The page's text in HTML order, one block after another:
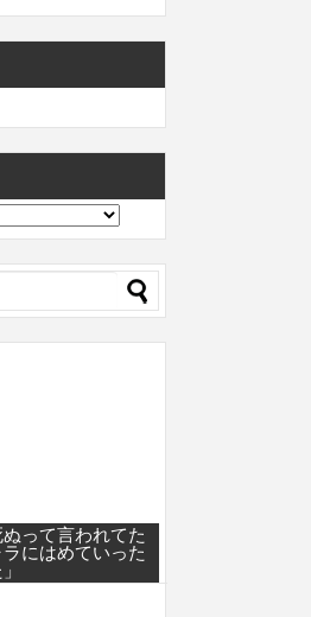
って言われてた
にはめていった